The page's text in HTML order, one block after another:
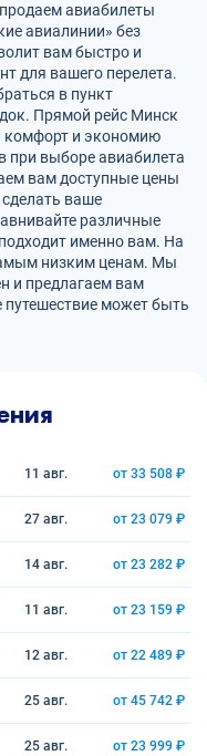
авиабилеты
авиалинии» без
вам быстро и
для вашего перелета.
в пункт
Прямой рейс Минск
комфорт и экономию
при выборе авиабилета
вам доступные цены
ваше
различные
именно вам. На
низким ценам. Мы
и предлагаем вам
может быть
11 авг. от 33 508 ₽
27 авг. от 23 079 ₽
14 авг. от 23 282 ₽
11 авг. от 23 159 ₽
12 авг. от 22 489 ₽
25 авг. от 45 742 ₽
25 авг. от 23 999 ₽